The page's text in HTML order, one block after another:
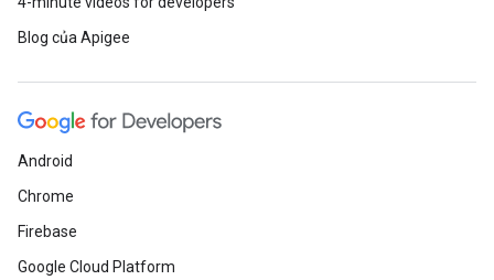
Blog của Apigee
Android
Chrome
Firebase
Google Cloud Platform